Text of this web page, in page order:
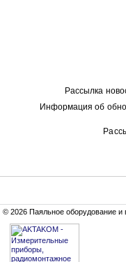
Рассылка
Информация об
© 2026 Паяльное оборудование и